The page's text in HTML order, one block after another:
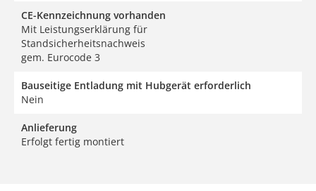
CE-Kennzeichnung vorhanden
Mit Leistungserklärung für
Standsicherheitsnachweis
gem. Eurocode 3
Bauseitige Entladung mit Hubgerät erforderlich
Nein
Anlieferung
Erfolgt fertig montiert